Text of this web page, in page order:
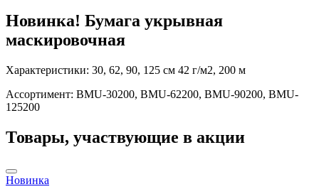
Новинка! Бумага укрывная
маскировочная
Характеристики: 30, 62, 90, 125 см 42 г/м2, 200 м
Ассортимент: BMU-30200, BMU-62200, BMU-90200, BMU-
125200
Товары, участвующие в акции
Новинка